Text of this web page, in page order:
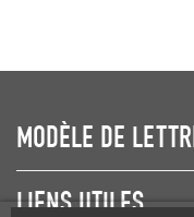
MODÈLE DE
LIENS UTILES